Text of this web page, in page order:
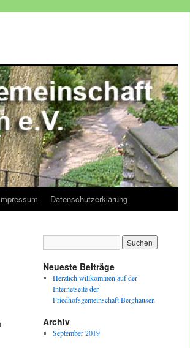
Datenschutzerklärung
Neueste Beiträge
Herzlich willkommen auf der
Internetseite der
Friedhofsgemeinschaft Berghausen
Archiv
September 2019